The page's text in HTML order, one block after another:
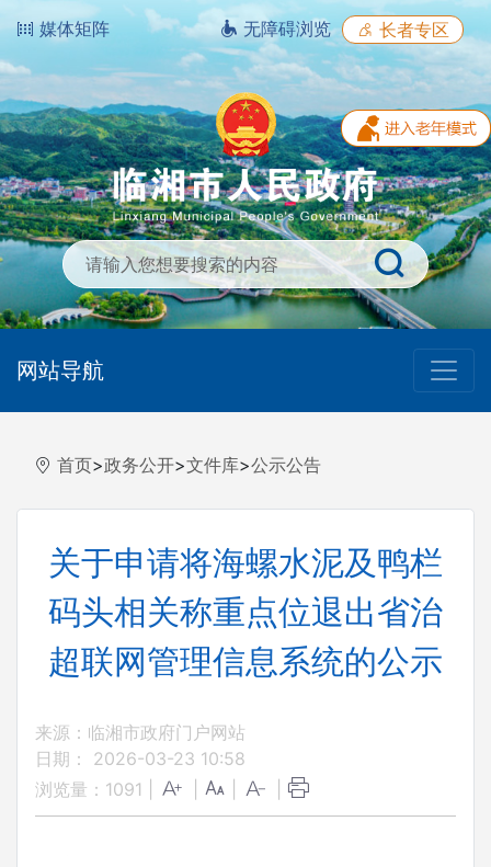
媒体矩阵 无障碍浏览 长者专区
网站导航
首页>政务公开>文件库>公示公告
关于申请将海螺水泥及鸭栏
码头相关称重点位退出省治
超联网管理信息系统的公示
来源：临湘市政府门户网站
日期： 2026-03-23 10:58
浏览量： 1091